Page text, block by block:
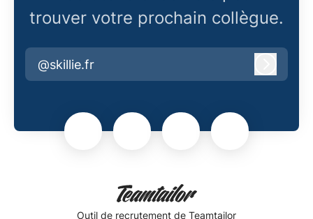
trouver votre prochain collègue.
@skillie.fr
Outil de recrutement de Teamtailor